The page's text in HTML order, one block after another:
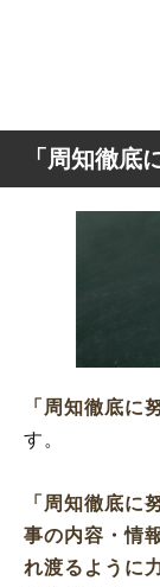
「周知徹底
「周知徹底に
す。
「周知徹底に
事の内容・情
れ渡るように